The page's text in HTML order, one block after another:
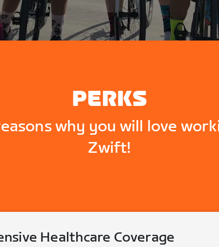
PERKS
why you will love
Zwift!
Healthcare Coverage